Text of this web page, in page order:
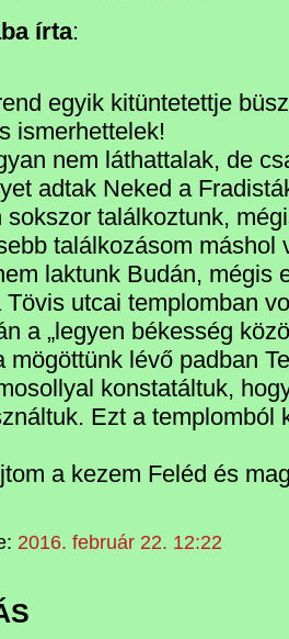
írta:
egyik kitüntetettje
ismerhettelek!
nem láthattalak, de
adtak Neked a
sokszor találkoztunk,
találkozásom máshol
laktunk Budán, mégis
Tövis utcai templomban
a „legyen békesség
mögöttünk lévő padban
konstatáltuk,
Ezt a templomból
a kezem Feléd és
2016. február 22. 12:22